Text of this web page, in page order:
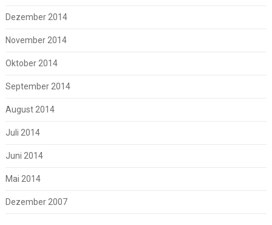
Dezember 2014
November 2014
Oktober 2014
September 2014
August 2014
Juli 2014
Juni 2014
Mai 2014
Dezember 2007